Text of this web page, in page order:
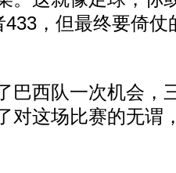
，但最终要倚仗
西队一次机会，
对这场比赛的无谓